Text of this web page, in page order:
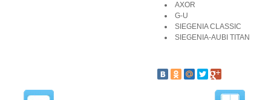
AXOR
G-U
SIEGENIA CLASSIC
SIEGENIA-AUBI TITAN